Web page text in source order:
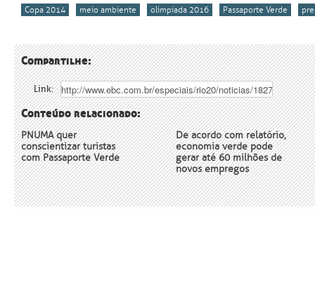
Copa 2014 meio ambiente olimpíada 2016 Passaporte Verde
Compartilhe:
Link:
Conteúdo relacionado:
PNUMA quer
conscientizar turistas
com Passaporte Verde
De acordo com relatório,
economia verde pode
gerar até 60 milhões de
novos empregos